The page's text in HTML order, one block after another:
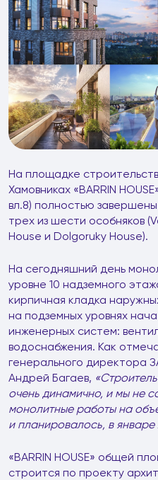
На площадке
Хамовниках «BARRIN
вл.8) полностью
трех из шести особняков
House и Dolgoruky House).
На сегодняшний день
уровне 10 надземного
кирпичная кладка
на подземных уровнях
инженерных систем:
водоснабжения. Как
генерального директора
Андрей Багаев,
очень динамично, и мы не
монолитные работы на
и планировалось, в январе
«BARRIN HOUSE» общей
строится по проекту